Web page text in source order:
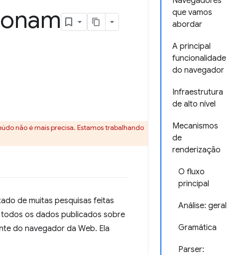
que vamos
abordar
A principal
funcionalidade
do navegador
Infraestrutura
de alto nível
Mecanismos
de
renderização
O fluxo
principal
Análise: geral
Gramática
Parser:
não é mais precisa. Estamos trabalhando
de muitas pesquisas feitas
todos os dados publicados sobre
do navegador da Web. Ela